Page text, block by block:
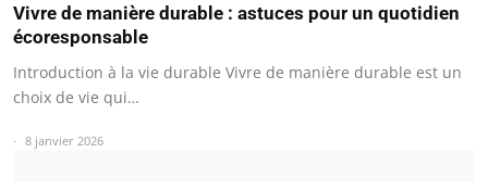
Vivre de manière durable : astuces pour un quotidien
écoresponsable
Introduction à la vie durable Vivre de manière durable est un
choix de vie qui…
8 janvier 2026